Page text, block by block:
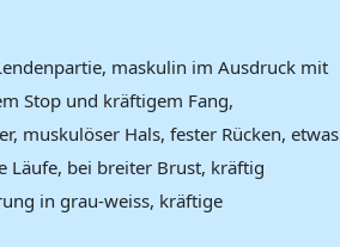
maskulin im Ausdruck mit
Stop und kräftigem Fang,
muskulöser Hals, fester Rücken, etwas
Läufe, bei breiter Brust, kräftig
in grau-weiss, kräftige